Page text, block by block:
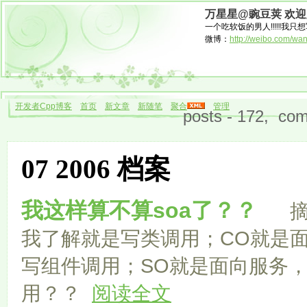
万星星@豌豆荚 欢
一个吃软饭的男人!!!!!我只
微博： http://weibo.com/
开发者Cpp博客 首页 新文章 新随笔 聚合 管理
posts - 172,
07 2006 档案
我这样算不算soa了？？
摘
我了解就是写类调用；CO就是
写组件调用；SO就是面向服务
用？？ 阅读全文